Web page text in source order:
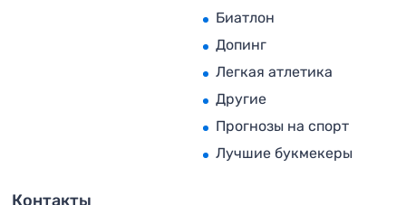
Биатлон
Допинг
Легкая атлетика
Другие
Прогнозы на спорт
Лучшие букмекеры
Контакты